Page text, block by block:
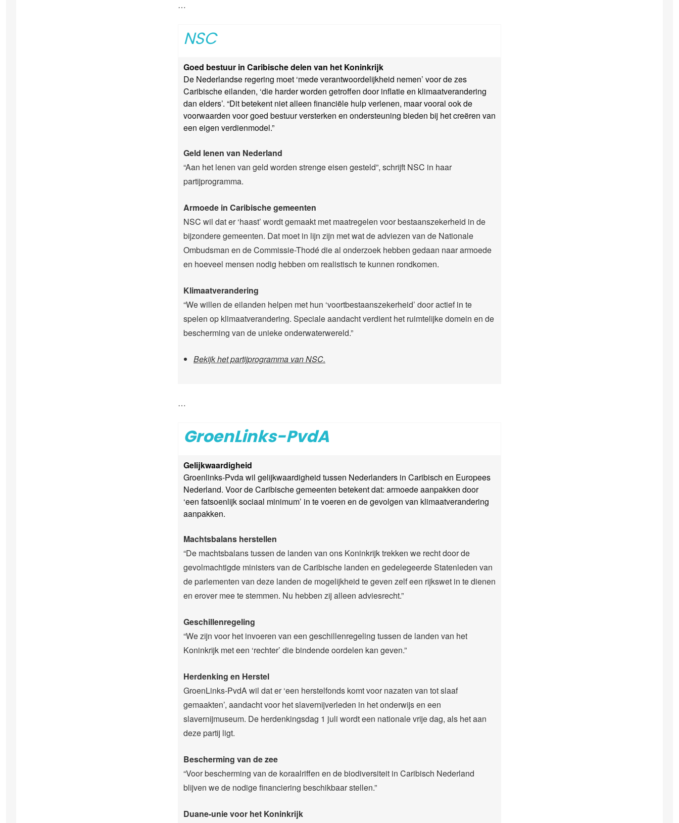
…
NSC
Goed bestuur in Caribische delen van het Koninkrijk
De Nederlandse regering moet ‘mede verantwoordelijkheid nemen’ voor de zes
Caribische eilanden, ‘die harder worden getroffen door inflatie en klimaatverandering
dan elders’. “Dit betekent niet alleen financiële hulp verlenen, maar vooral ook de
voorwaarden voor goed bestuur versterken en ondersteuning bieden bij het creëren van
een eigen verdienmodel.”
Geld lenen van Nederland
“Aan het lenen van geld worden strenge eisen gesteld”, schrijft NSC in haar
partijprogramma.
Armoede in Caribische gemeenten
NSC wil dat er ‘haast’ wordt gemaakt met maatregelen voor bestaanszekerheid in de
bijzondere gemeenten. Dat moet in lijn zijn met wat de adviezen van de Nationale
Ombudsman en de Commissie-Thodé die al onderzoek hebben gedaan naar armoede
en hoeveel mensen nodig hebben om realistisch te kunnen rondkomen.
Klimaatverandering
“We willen de eilanden helpen met hun ‘voortbestaanszekerheid’ door actief in te
spelen op klimaatverandering. Speciale aandacht verdient het ruimtelijke domein en de
bescherming van de unieke onderwaterwereld.”
Bekijk het partijprogramma van NSC.
…
GroenLinks-PvdA
Gelijkwaardigheid
Groenlinks-Pvda wil gelijkwaardigheid tussen Nederlanders in Caribisch en Europees
Nederland. Voor de Caribische gemeenten betekent dat: armoede aanpakken door
‘een fatsoenlijk sociaal minimum’ in te voeren en de gevolgen van klimaatverandering
aanpakken.
Machtsbalans herstellen
“De machtsbalans tussen de landen van ons Koninkrijk trekken we recht door de
gevolmachtigde ministers van de Caribische landen en gedelegeerde Statenleden van
de parlementen van deze landen de mogelijkheid te geven zelf een rijkswet in te dienen
en erover mee te stemmen. Nu hebben zij alleen adviesrecht.”
Geschillenregeling
“We zijn voor het invoeren van een geschillenregeling tussen de landen van het
Koninkrijk met een ‘rechter’ die bindende oordelen kan geven.”
Herdenking en Herstel
GroenLinks-PvdA wil dat er ‘een herstelfonds komt voor nazaten van tot slaaf
gemaakten’, aandacht voor het slavernijverleden in het onderwijs en een
slavernijmuseum. De herdenkingsdag 1 juli wordt een nationale vrije dag, als het aan
deze partij ligt.
Bescherming van de zee
“Voor bescherming van de koraalriffen en de biodiversiteit in Caribisch Nederland
blijven we de nodige financiering beschikbaar stellen.”
Duane-unie voor het Koninkrijk